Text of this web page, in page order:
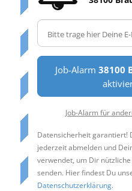
Job-Alarm 38100
Job-Alarm für
Datensicherheit garantiert!
jederzeit abmelden und
verwendet, um Dir
senden. Hier findest Du
Datenschutzerklärung.